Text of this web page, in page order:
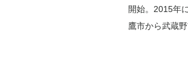
開始。2015年
鷹市から武蔵野